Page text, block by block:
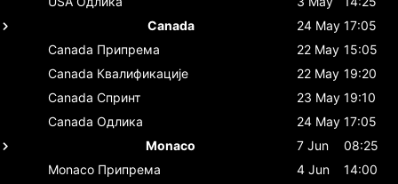
Canada
24 May 17:05
Canada Припрема 22 May 15:05
Canada Квалификације 22 May 19:20
Canada Спринт 23 May 19:10
Canada Одлика 24 May 17:05
Monaco
7 Jun
08:25
Monaco Припрема 4 Jun
14:00